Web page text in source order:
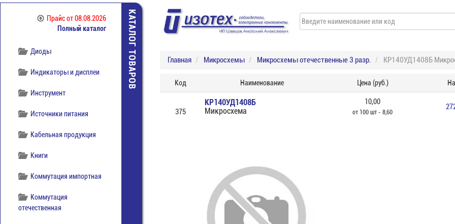
Прайсот 08.08.2026
Полный каталог
Диоды
Индикаторы и дисплеи
Инструмент
Источники питания
Кабельная продукция
Книги
Коммутация импортная
Коммутация
отечественная
КАТАЛОГ ТОВАРОВ Главная Микросхемы Микросхемы отечественные 3 разр. КР140УД1408Б
Код Наименование Цена (руб.)
375
КР140УД1408Б
Микросхема
10,00
от 100 шт - 8,60